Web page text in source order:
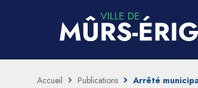
Accueil Publications Arrêté